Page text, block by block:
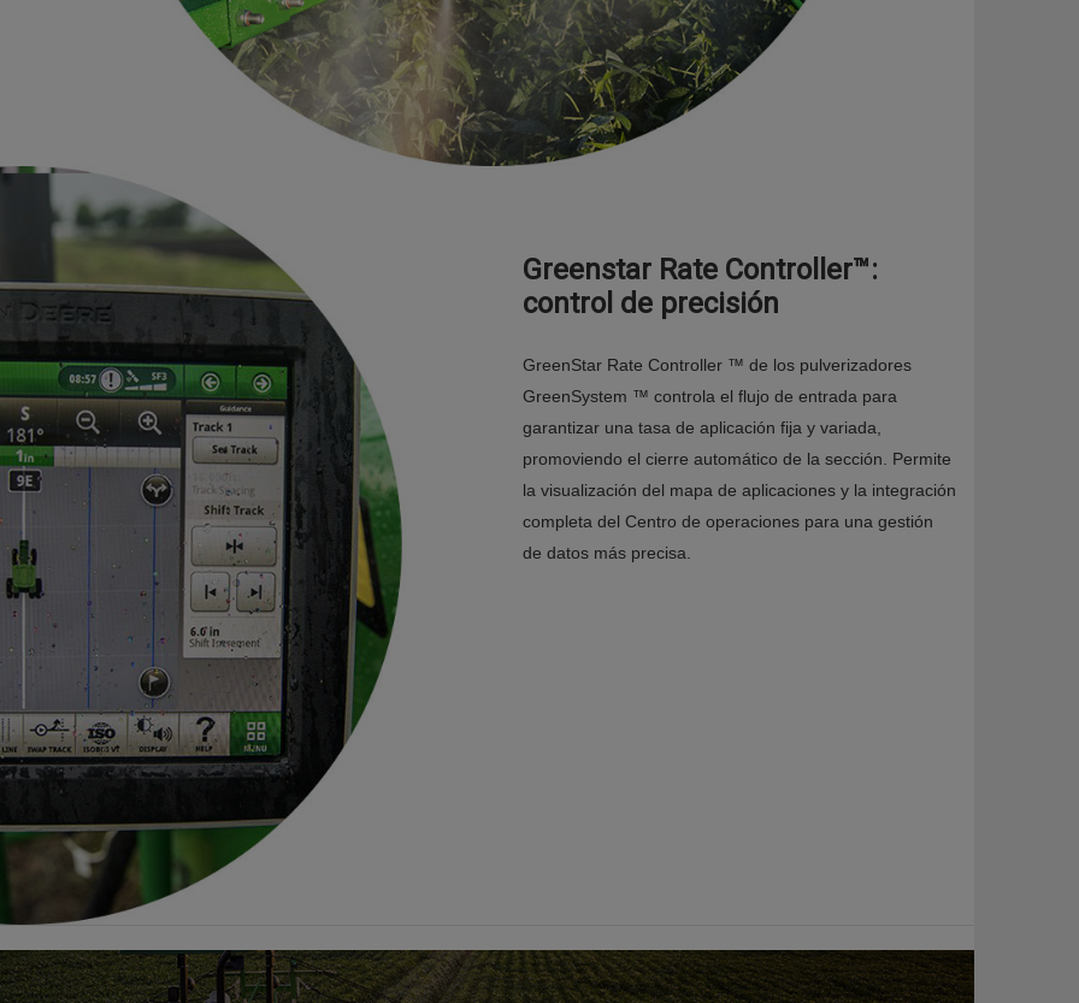
Greenstar Rate Controller™:
control de precisión
GreenStar Rate Controller ™ de los pulverizadores
GreenSystem ™ controla el flujo de entrada para
garantizar una tasa de aplicación fija y variada,
promoviendo el cierre automático de la sección. Permite
la visualización del mapa de aplicaciones y la integración
completa del Centro de operaciones para una gestión
de datos más precisa.